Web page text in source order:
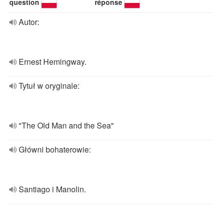
question réponse
Autor:
Ernest Hemingway.
Tytuł w oryginale:
"The Old Man and the Sea"
Główni bohaterowie:
Santiago i Manolin.